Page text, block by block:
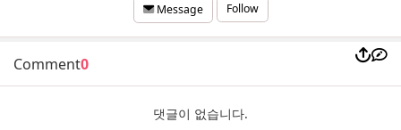
Message Follow
Comment0
댓글이 없습니다.